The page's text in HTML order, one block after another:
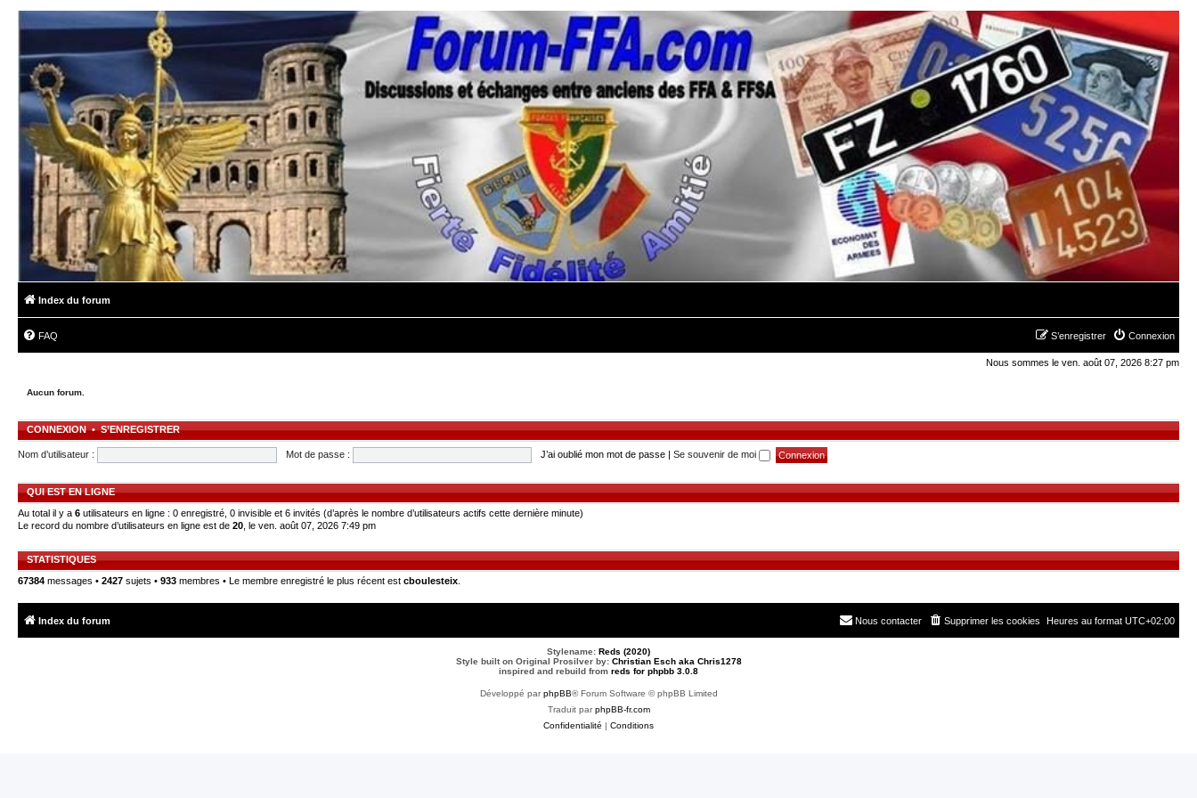
Index du forum
FAQ Connexion
S’enregistrer
Nous sommes le ven. août 07, 2026 8:27 pm
Aucun forum.
CONNEXION•S’ENREGISTRER
Nom d’utilisateur : Mot de passe : J’ai oublié mon mot de passe Se souvenir de moi
QUI EST EN LIGNE
Au total il y a 6 utilisateurs en ligne : 0 enregistré, 0 invisible et 6 invités (d’après le nombre d’utilisateurs actifs cette dernière minute)
Le record du nombre d’utilisateurs en ligne est de 20 , le ven. août 07, 2026 7:49 pm
STATISTIQUES
67384 messages • 2427 sujets • 933 membres • Le membre enregistré le plus récent est cboulesteix
Index du forum Heures au format UTC+02:00
Supprimer les cookies
Nous contacter
Stylename: Reds (2020)
Style built on Original Prosilver by: Christian Esch aka Chris1278
inspired and rebuild from reds for phpbb 3.0.8
Développé parphpBB® Forum Software © phpBB Limited
Traduit parphpBB-fr.com
Confidentialité | Conditions